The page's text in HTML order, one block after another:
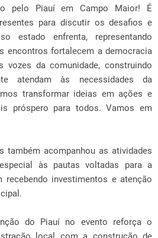
pelo Piauí em Campo Maior! É
para discutir os desafios e
estado enfrenta, representando
encontros fortalecem a democracia
da comunidade, construindo
atendam às necessidades da
transformar ideias em ações e
próspero para todos. Vamos em
também acompanhou as atividades
às pautas voltadas para a
recebendo investimentos e atenção
do Piauí no evento reforça o